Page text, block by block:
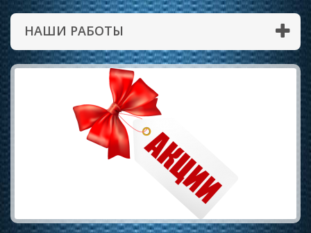
НАШИ РАБОТЫ